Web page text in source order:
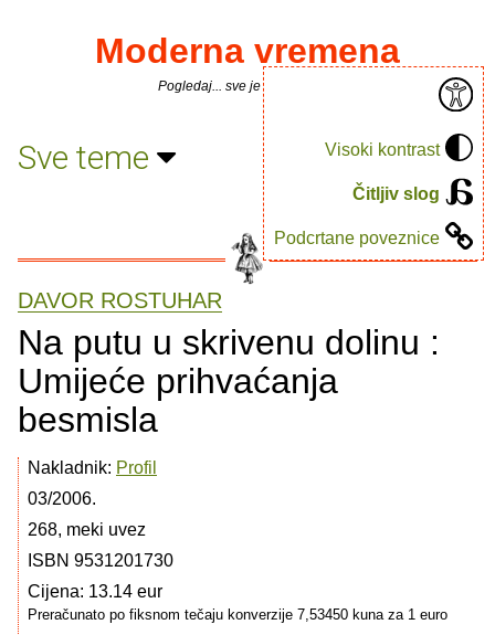
Visoki kontrast
Čitljiv slog
Podcrtane poveznice
Moderna vremena
Pogledaj... sve je puno knjiga.
Sve teme
DAVOR ROSTUHAR
Na putu u skrivenu dolinu :
Umijeće prihvaćanja
besmisla
Nakladnik: Profil
03/2006.
268, meki uvez
ISBN 9531201730
Cijena: 13.14 eur
Preračunato po fiksnom tečaju konverzije 7,53450 kuna za 1 euro